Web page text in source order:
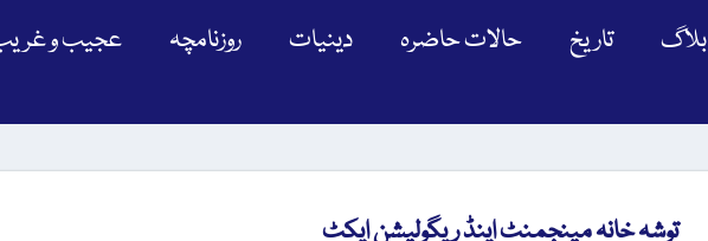
بلاگ تاریخ حالات حاضرہ دینیات روزنامچہ عجیب و
توشہ خانہ مینجمنٹ اینڈ ریگولیشن ایکٹ